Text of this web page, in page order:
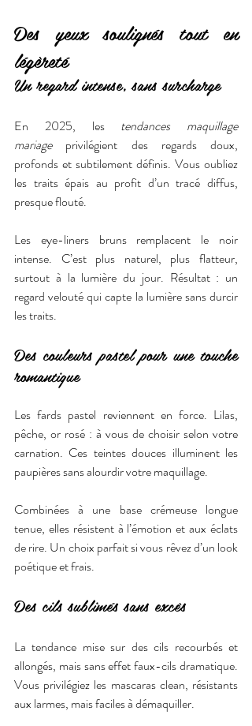
Des yeux soulignés tout en
légèreté
Un regard intense, sans surcharge
En 2025, les tendances maquillage
mariage privilégient des regards doux,
profonds et subtilement définis. Vous oubliez
les traits épais au profit d’un tracé diffus,
presque flouté.
Les eye-liners bruns remplacent le noir
intense. C’est plus naturel, plus flatteur,
surtout à la lumière du jour. Résultat : un
regard velouté qui capte la lumière sans durcir
les traits.
Des couleurs pastel pour une touche
romantique
Les fards pastel reviennent en force. Lilas,
pêche, or rosé : à vous de choisir selon votre
carnation. Ces teintes douces illuminent les
paupières sans alourdir votre maquillage.
Combinées à une base crémeuse longue
tenue, elles résistent à l’émotion et aux éclats
de rire. Un choix parfait si vous rêvez d’un look
poétique et frais.
Des cils sublimés sans excès
La tendance mise sur des cils recourbés et
allongés, mais sans effet faux-cils dramatique.
Vous privilégiez les mascaras clean, résistants
aux larmes, mais faciles à démaquiller.